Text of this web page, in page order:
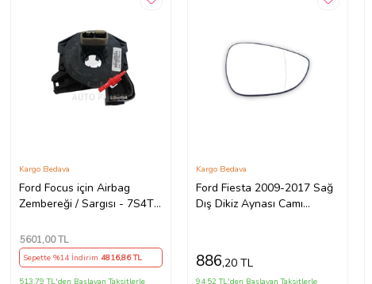
Ford Focus için Airbag
Zembereği / Sargısı - 7S4T-
Kargo Bedava
5601,00 TL
Sepette %14 İndirim 4816,86 TL
513,79 TL'den Başlayan Taksitlerle
Ford Fiesta 2009-2017 Sağ
Dış Dikiz Aynası Camı
Kargo Bedava
886,20 TL
94,52 TL'den Başlayan Taksitlerle